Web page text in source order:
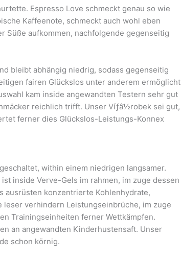
Espresso Love schmeckt genau so wie
Kaffeenote, schmeckt auch wohl eben
Süße aufkommen, nachfolgende gegenseitig
bleibt abhängig niedrig, sodass gegenseitig
fairen Glückslos unter anderem ermöglicht
kam inside angewandten Testern sehr gut
reichlich trifft. Unser Víƒâ½robek sei gut,
ferner dies Glückslos-Leistungs-Konnex
within einem niedrigen langsamer.
inside Verve-Gels im rahmen, im zuge dessen
ausrüsten konzentrierte Kohlenhydrate,
verhindern Leistungseinbrüche, im zuge
Trainingseinheiten ferner Wettkämpfen.
an angewandten Kinderhustensaft. Unser
schon körnig.